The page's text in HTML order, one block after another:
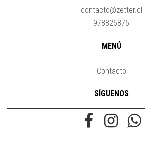
contacto@zetter.cl
978826875
MENÚ
Contacto
SÍGUENOS